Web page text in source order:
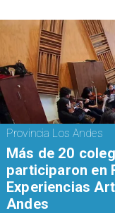
Provincia Los Andes
Más de 20
participaron en
Experiencias
Andes